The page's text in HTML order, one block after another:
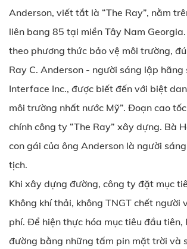
Anderson, viết tắt là “The Ray”, nằm
liên bang 85 tại miền Tây Nam
theo phương thức bảo vệ môi trường,
Ray C. Anderson - người sáng lập
Interface Inc., được biết đến với biệt
môi trường nhất nước Mỹ”. Đoạn cao
chính công ty “The Ray” xây dựng. Bà
con gái của ông Anderson là người
tịch.
Khi xây dựng đường, công ty đặt mục
Không khí thải, không TNGT chết người
phí. Để hiện thực hóa mục tiêu đầu tiên,
đường bằng những tấm pin mặt trời và